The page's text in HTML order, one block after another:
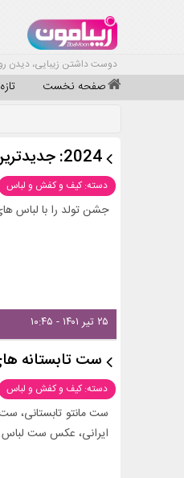
دوست داشتن زیبایی، دیدن
صفحه نخست
2024: جدیدترین مدل های لباس تولد دخترانه!
دسته: کیف و کفش و لباس
جشن تولد را با لباس
۲۵ تیر ۱۴۰۱ - ۱۰:۴۵
ست تابستانه های شیک و
دسته: کیف و کفش و لباس
ست مانتو تابستانی، ست
ایرانی، عکس ست لباس دخترانه